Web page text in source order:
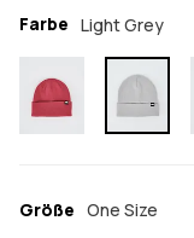
Farbe Light Grey
Größe One Size